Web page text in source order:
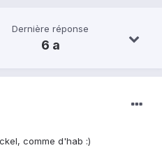
Dernière réponse
6 a
comme d'hab :)